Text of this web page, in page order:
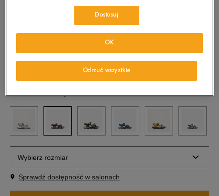
TIMBERLAND ADVENTURE SEEKER 2 STRAP
(najniższa cena z 30 dni przed obniżką)
79,99zł
Wybierz rozmiar
Rozmiary EU
Sprawdź dostępność w salonach
Dostosuj
Odrzuć wszystkie
OK